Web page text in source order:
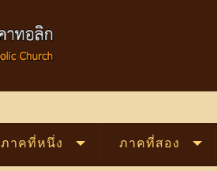
ภาคที่หนึ่ง ภาคที่สอง